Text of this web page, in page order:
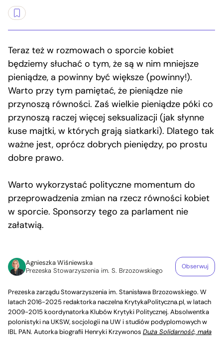
Teraz też w rozmowach o sporcie kobiet
będziemy słuchać o tym, że są w nim mniejsze
pieniądze, a powinny być większe (powinny!).
Warto przy tym pamiętać, że pieniądze nie
przynoszą równości. Zaś wielkie pieniądze póki co
przynoszą raczej więcej seksualizacji (jak słynne
kuse majtki, w których grają siatkarki). Dlatego tak
ważne jest, oprócz dobrych pieniędzy, po prostu
dobre prawo.
Warto wykorzystać polityczne momentum do
przeprowadzenia zmian na rzecz równości kobiet
w sporcie. Sponsorzy tego za parlament nie
załatwią.
Agnieszka Wiśniewska
Prezeska Stowarzyszenia im. S. Brzozowskiego
Obserwuj
Prezeska zarządu Stowarzyszenia im. Stanisława Brzozowskiego. W
latach 2016-2025 redaktorka naczelna KrytykaPolityczna.pl, w latach
2009-2015 koordynatorka Klubów Krytyki Politycznej. Absolwentka
polonistyki na UKSW, socjologii na UW i studiów podyplomowych w
IBL PAN. Autorka biografii Henryki Krzywonos Duża Solidarność, mała